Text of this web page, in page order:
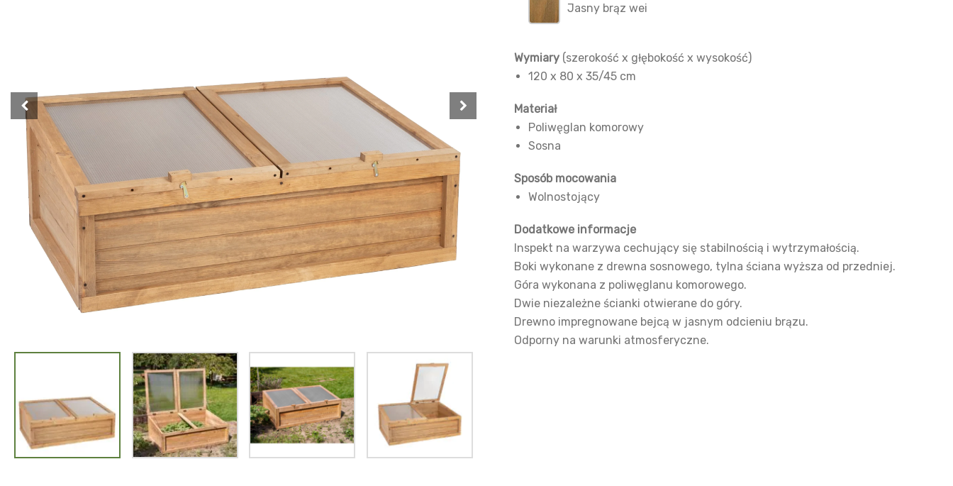
Jasny brąz wei
Wymiary (szerokość x głębokość x wysokość)
120 x 80 x 35/45 cm
Materiał
Poliwęglan komorowy
Sosna
Sposób mocowania
Wolnostojący
Dodatkowe informacje
Inspekt na warzywa cechujący się stabilnością i wytrzymałością.
Boki wykonane z drewna sosnowego, tylna ściana wyższa od przedniej.
Góra wykonana z poliwęglanu komorowego.
Dwie niezależne ścianki otwierane do góry.
Drewno impregnowane bejcą w jasnym odcieniu brązu.
Odporny na warunki atmosferyczne.